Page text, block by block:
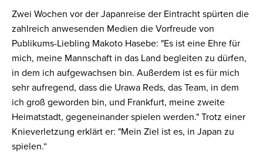
Zwei Wochen vor der Japanreise der Eintracht spürten die
zahlreich anwesenden Medien die Vorfreude von
Publikums-Liebling Makoto Hasebe: "Es ist eine Ehre für
mich, meine Mannschaft in das Land begleiten zu dürfen,
in dem ich aufgewachsen bin. Außerdem ist es für mich
sehr aufregend, dass die Urawa Reds, das Team, in dem
ich groß geworden bin, und Frankfurt, meine zweite
Heimatstadt, gegeneinander spielen werden." Trotz einer
Knieverletzung erklärt er: "Mein Ziel ist es, in Japan zu
spielen.“